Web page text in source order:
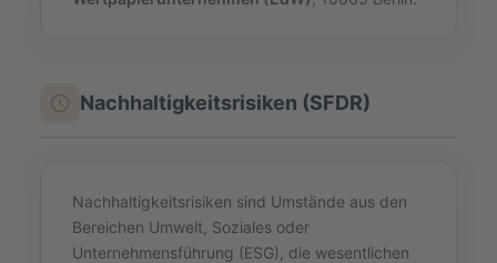
Nachhaltigkeitsrisiken (SFDR)
Nachhaltigkeitsrisiken sind Umstände aus den
Bereichen Umwelt, Soziales oder
Unternehmensführung (ESG), die wesentlichen